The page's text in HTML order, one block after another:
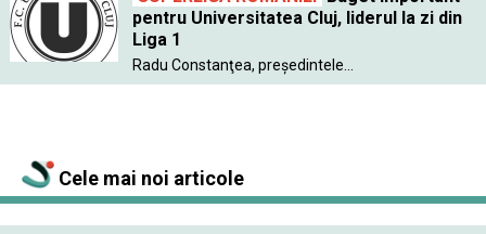
pentru Universitatea Cluj, liderul la zi din
Liga 1
Radu Constanţea, preşedintele...
Cele mai noi articole